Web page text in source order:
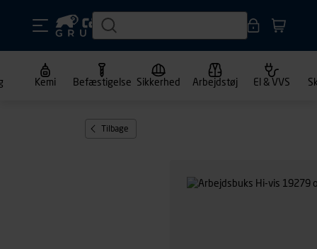
Kemi Befæstigelse Sikkerhed Arbejdstøj El & VVS
Tilbage